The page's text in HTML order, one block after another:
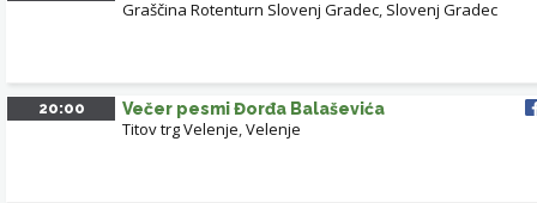
Graščina Rotenturn Slovenj Gradec, Slovenj Gradec
20:00 Večer pesmi Đorđa Balaševića
Titov trg Velenje,Velenje